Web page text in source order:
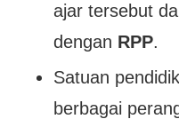
ajar tersebut
dengan RPP.
Satuan
berbagai